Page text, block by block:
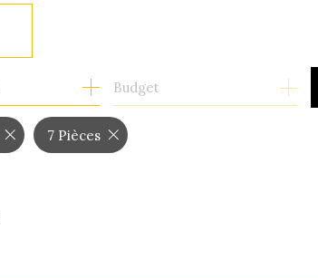
Budget
7 Pièces